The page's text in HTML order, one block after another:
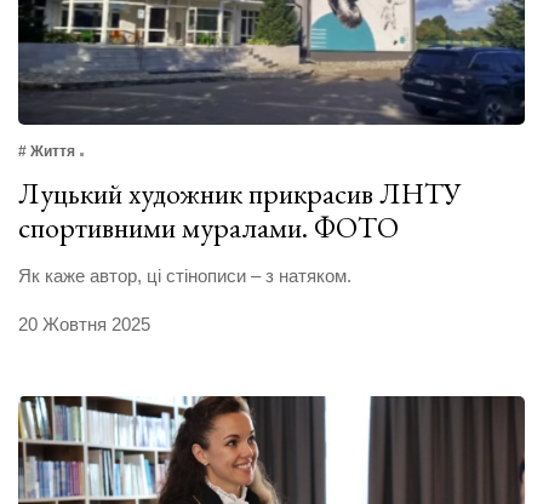
# Життя
Луцький художник прикрасив ЛНТУ
спортивними муралами. ФОТО
Як каже автор, ці стінописи – з натяком.
20 Жовтня 2025